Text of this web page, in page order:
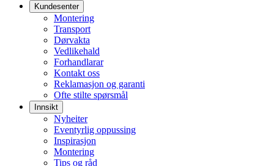
Kundesenter
Montering
Transport
Dørvakta
Vedlikehald
Forhandlarar
Kontakt oss
Reklamasjon og garanti
Ofte stilte spørsmål
Innsikt
Nyheiter
Eventyrlig oppussing
Inspirasjon
Montering
Tips og råd